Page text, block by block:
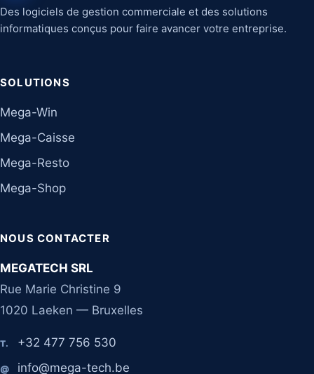
Des logiciels de gestion commerciale et des solutions
informatiques conçus pour faire avancer votre entreprise.
SOLUTIONS
Mega-Win
Mega-Caisse
Mega-Resto
Mega-Shop
NOUS CONTACTER
MEGATECH SRL
Rue Marie Christine 9
1020 Laeken — Bruxelles
T. +32 477 756 530
@ info@mega-tech.be